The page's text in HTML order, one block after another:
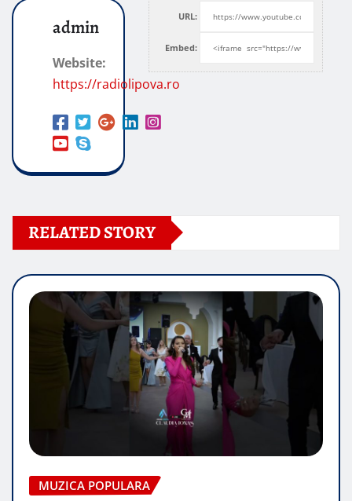
URL:
Embed:
admin
Website:
https://radiolipova.ro
RELATED STORY
MUZICA POPULARA